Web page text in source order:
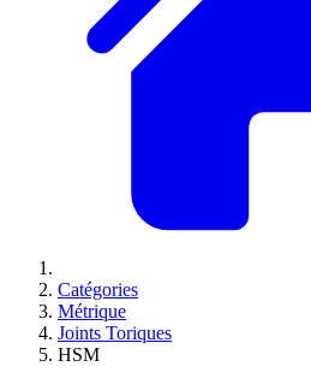
Catégories
Métrique
Joints Toriques
HSM